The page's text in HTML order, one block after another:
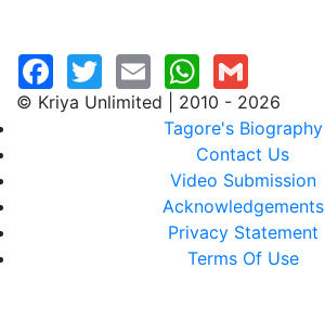
© Kriya Unlimited | 2010 - 2026
Tagore's Biography
Contact Us
Video Submission
Acknowledgements
Privacy Statement
Terms Of Use